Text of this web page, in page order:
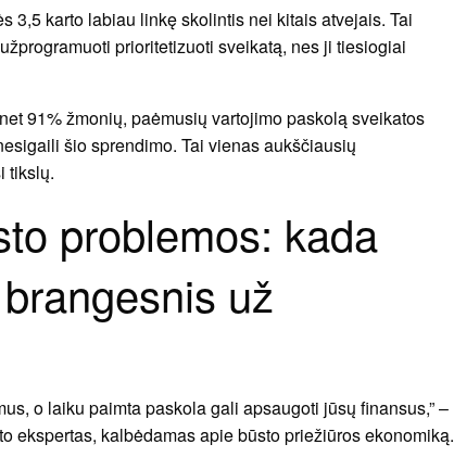
3,5 karto labiau linkę skolintis nei kitais atvejais. Tai
prioritetizuoti sveikatą, nes ji tiesiogiai
91% žmonių, paėmusių vartojimo paskolą sveikatos
šio sprendimo. Tai vienas aukščiausių
tikslų.
problemos: kada
už
o laiku paimta paskola gali apsaugoti jūsų finansus,” –
ekspertas, kalbėdamas apie būsto priežiūros ekonomiką.